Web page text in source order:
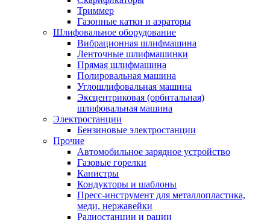
Триммер
Газонные катки и аэраторы
Шлифовальное оборудование
Вибрационная шлифмашина
Ленточные шлифмашинки
Прямая шлифмашина
Полировальная машина
Углошлифовальная машина
Эксцентриковая (орбитальная)
шлифовальная машина
Электростанции
Бензиновые электростанции
Прочие
Автомобильное зарядное устройство
Газовые горелки
Канистры
Кондукторы и шаблоны
Пресс-инструмент для металлопластика,
меди, нержавейки
Радиостанции и рации